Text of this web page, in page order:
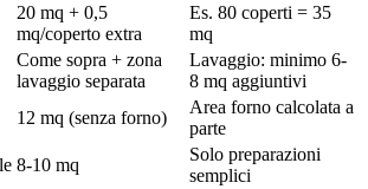
20 mq + 0,5
mq/coperto extra
Es. 80 coperti = 35
mq
Come sopra + zona
lavaggio separata
Lavaggio: minimo 6-
8 mq aggiuntivi
12 mq (senza forno)
Area forno calcolata a
parte
8-10 mq
Solo preparazioni
semplici